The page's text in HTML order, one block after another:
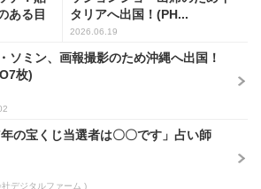
ある目
タリアへ出国！(PH...
2026.06.19
ソミン、画報撮影のため沖縄へ出国！
枚)
年の宝くじ当選者は〇〇です」占い師
社デジタルファーム )